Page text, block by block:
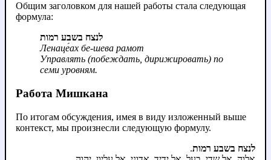
Общим заголовком для нашей работы стала следующая
формула:
לנצח בשבע רמות
Ленаце́ах бе-шева рамот
Управлять (побеждать, дирижировать) по
семи уровням.
Работа Мишкана
По итогам обсуждения, имея в виду изложенный выше
контекст, мы произнесли следующую формулу.
לנצח בשבע רמות.